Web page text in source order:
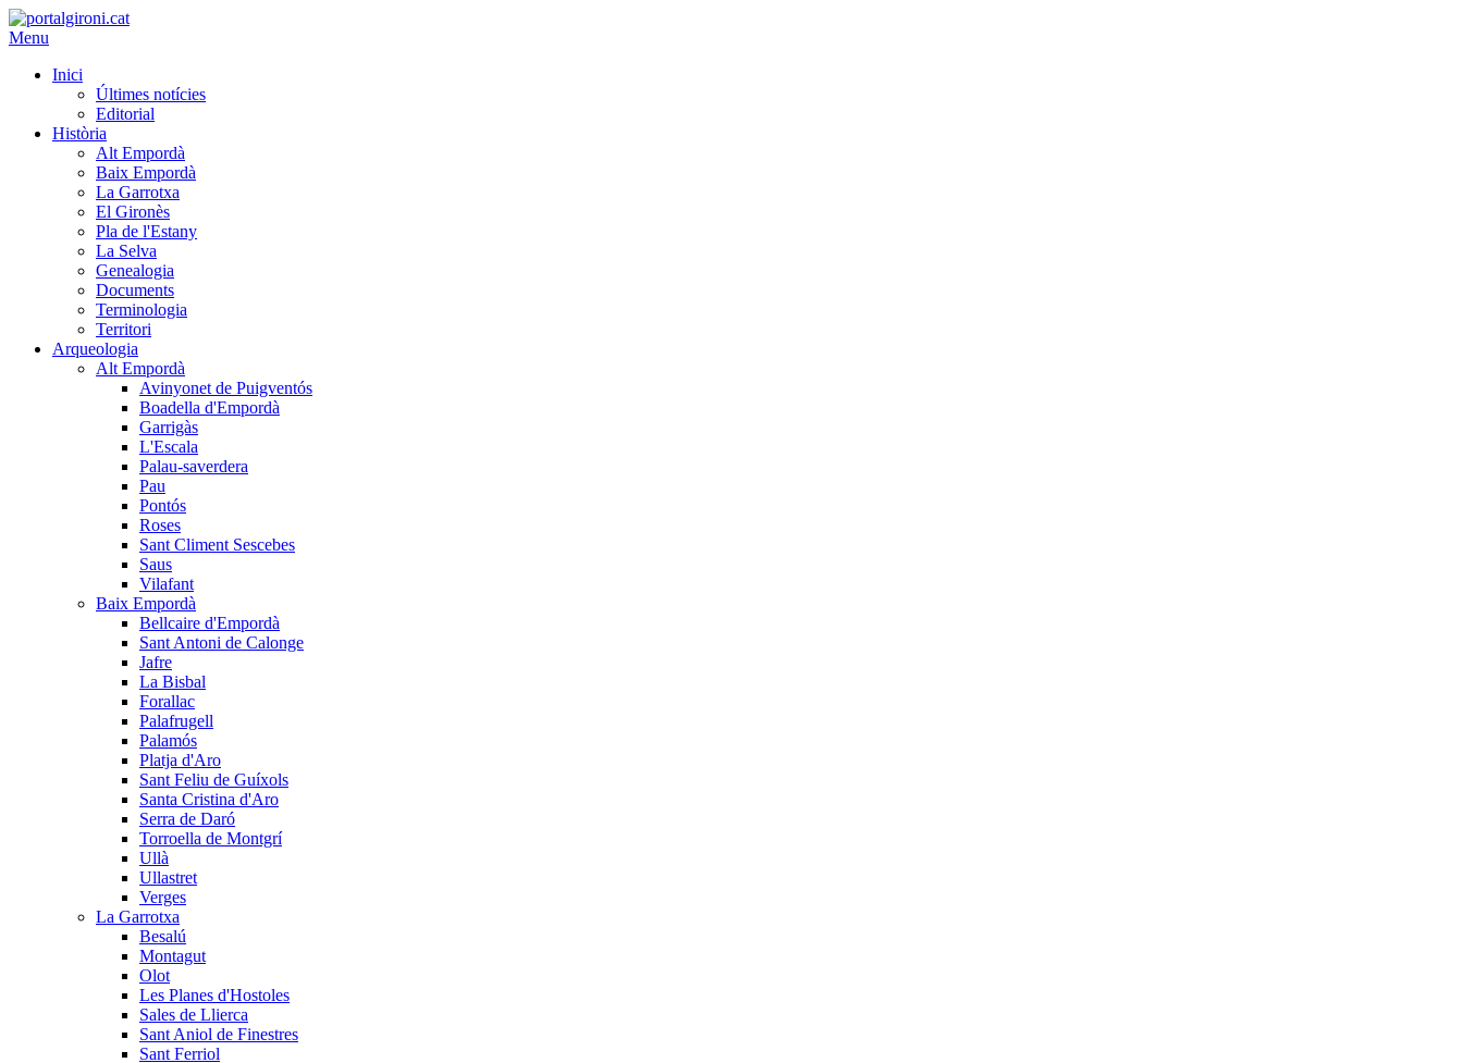
Menu
Inici
Últimes notícies
Editorial
Història
Alt Empordà
Baix Empordà
La Garrotxa
El Gironès
Pla de l'Estany
La Selva
Genealogia
Documents
Terminologia
Territori
Arqueologia
Alt Empordà
Avinyonet de Puigventós
Boadella d'Empordà
Garrigàs
L'Escala
Palau-saverdera
Pau
Pontós
Roses
Sant Climent Sescebes
Saus
Vilafant
Baix Empordà
Bellcaire d'Empordà
Sant Antoni de Calonge
Jafre
La Bisbal
Forallac
Palafrugell
Palamós
Platja d'Aro
Sant Feliu de Guíxols
Santa Cristina d'Aro
Serra de Daró
Torroella de Montgrí
Ullà
Ullastret
Verges
La Garrotxa
Besalú
Montagut
Olot
Les Planes d'Hostoles
Sales de Llierca
Sant Aniol de Finestres
Sant Ferriol